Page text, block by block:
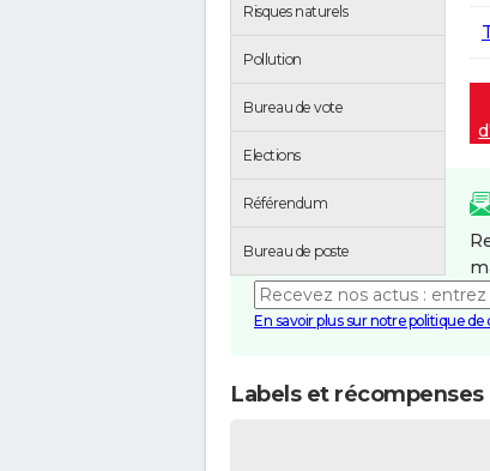
Risques naturels
Pollution
Bureau de vote
Elections
Référendum
Bureau de poste
En savoir plus sur notre politique
Labels et